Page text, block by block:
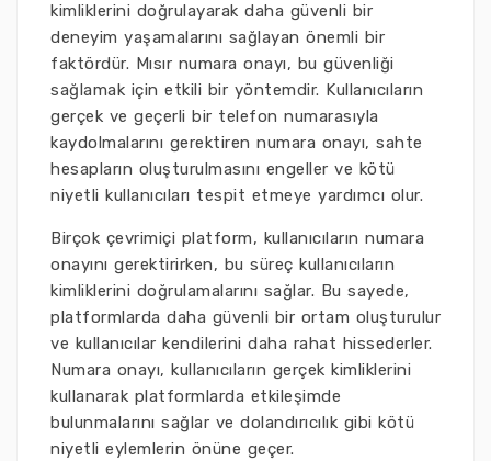
kimliklerini doğrulayarak daha güvenli bir
deneyim yaşamalarını sağlayan önemli bir
faktördür. Mısır numara onayı, bu güvenliği
sağlamak için etkili bir yöntemdir. Kullanıcıların
gerçek ve geçerli bir telefon numarasıyla
kaydolmalarını gerektiren numara onayı, sahte
hesapların oluşturulmasını engeller ve kötü
niyetli kullanıcıları tespit etmeye yardımcı olur.
Birçok çevrimiçi platform, kullanıcıların numara
onayını gerektirirken, bu süreç kullanıcıların
kimliklerini doğrulamalarını sağlar. Bu sayede,
platformlarda daha güvenli bir ortam oluşturulur
ve kullanıcılar kendilerini daha rahat hissederler.
Numara onayı, kullanıcıların gerçek kimliklerini
kullanarak platformlarda etkileşimde
bulunmalarını sağlar ve dolandırıcılık gibi kötü
niyetli eylemlerin önüne geçer.